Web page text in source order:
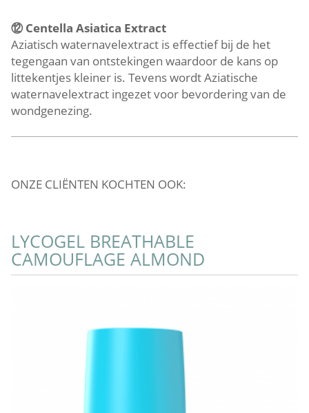
⑫Centella Asiatica Extract
Aziatisch waternavelextract is effectief bij de het
tegengaan van ontstekingen waardoor de kans op
littekentjes kleiner is. Tevens wordt Aziatische
waternavelextract ingezet voor bevordering van de
wondgenezing.
ONZE CLIËNTEN KOCHTEN OOK:
LYCOGEL BREATHABLE
CAMOUFLAGE ALMOND